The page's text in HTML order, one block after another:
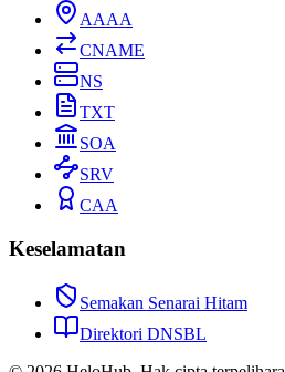
AAAA
CNAME
NS
TXT
SOA
SRV
CAA
Keselamatan
Semakan Senarai Hitam
Direktori DNSBL